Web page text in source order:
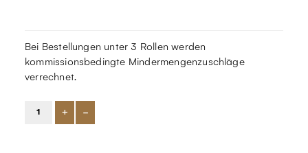
Bei Bestellungen unter 3 Rollen werden
kommissionsbedingte Mindermengenzuschläge
verrechnet.
+ -